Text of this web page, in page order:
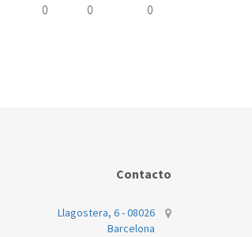
0 0 0
Contacto
Llagostera, 6 - 08026
Barcelona